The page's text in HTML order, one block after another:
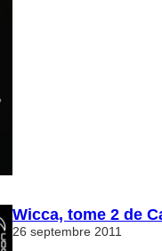
Wicca, tome 2 de
26 septembre 2011